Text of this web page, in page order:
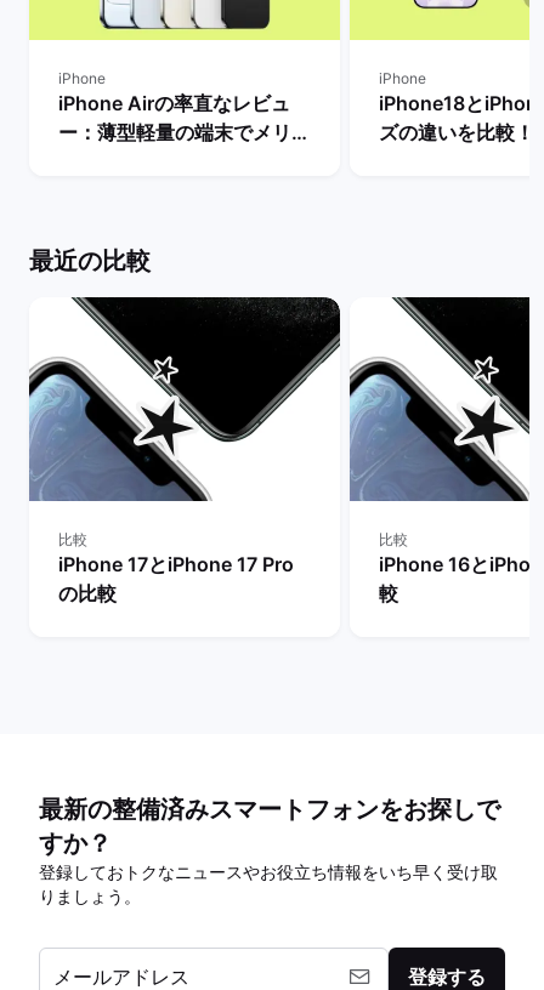
iPhone
iPhone Airの率直なレビュ
ー：薄型軽量の端末でメリッ
iPhone
iPhone18と
ズの違いを比較！
最近の比較
比較
iPhone 17とiPhone 17 Pro
の比較
比較
iPhone 16と
較
最新の整備済みスマートフォンをお探しで
すか？
登録しておトクなニュースやお役立ち情報をいち早く受け取
りましょう。
メールアドレス 登録する